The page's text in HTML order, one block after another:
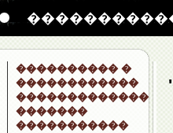
���������� �
������������
�������������
�������
�����������